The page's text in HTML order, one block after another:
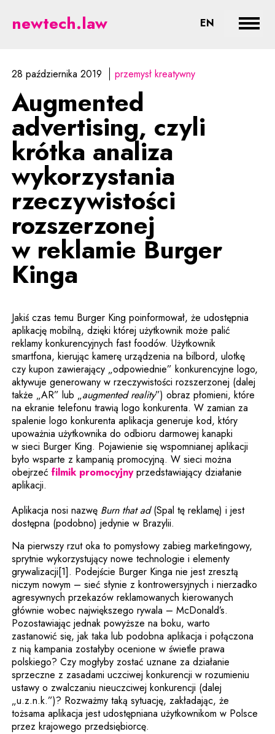
Augmented advertising, czyli
newtech.law EN CHANGE
28 października 2019 przemysł kreatywny
Augmented
advertising, czyli
krótka analiza
wykorzystania
rzeczywistości
rozszerzonej
w reklamie Burger
Kinga
Jakiś czas temu Burger King poinformował, że udostępnia
aplikację mobilną, dzięki której użytkownik może palić
reklamy konkurencyjnych fast foodów. Użytkownik
smartfona, kierując kamerę urządzenia na bilbord, ulotkę
czy kupon zawierający „odpowiednie” konkurencyjne logo,
aktywuje generowany w rzeczywistości rozszerzonej (dalej
także „AR” lub „augmented reality”) obraz płomieni, które
na ekranie telefonu trawią logo konkurenta. W zamian za
spalenie logo konkurenta aplikacja generuje kod, który
upoważnia użytkownika do odbioru darmowej kanapki
w sieci Burger King. Pojawienie się wspomnianej aplikacji
było wsparte z kampanią promocyjną. W sieci można
obejrzećfilmik promocyjnyUwaga, link zostanie otwarty
przedstawiający działanie
aplikacji.
Aplikacja nosi nazwę Burn that ad(Spal tę reklamę) i jest
dostępna (podobno) jedynie w Brazylii.
Na pierwszy rzut oka to pomysłowy zabieg marketingowy,
sprytnie wykorzystujący nowe technologie i elementy
grywalizacji[1]. Podejście Burger Kinga nie jest zresztą
niczym nowym – sieć słynie z kontrowersyjnych i nierzadko
agresywnych przekazów reklamowanych kierowanych
głównie wobec największego rywala – McDonald’s.
Pozostawiając jednak powyższe na boku, warto
zastanowić się, jak taka lub podobna aplikacja i połączona
z nią kampania zostałyby ocenione w świetle prawa
polskiego? Czy mogłyby zostać uznane za działanie
sprzeczne z zasadami uczciwej konkurencji w rozumieniu
ustawy o zwalczaniu nieuczciwej konkurencji (dalej
„u.z.n.k.”)? Rozważmy taką sytuację, zakładając, że
tożsama aplikacja jest udostępniana użytkownikom w Polsce
przez krajowego przedsiębiorcę.